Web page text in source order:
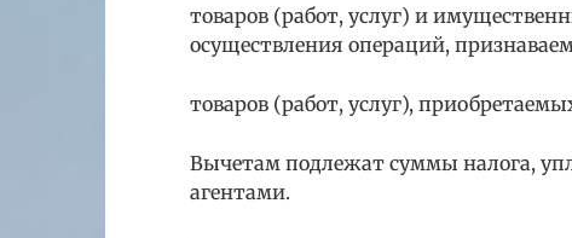
товаров (работ, услуг) и
осуществления операций,
товаров (работ, услуг),
Вычетам подлежат суммы налога,
агентами.